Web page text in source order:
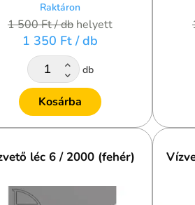
Raktáron
1 500 Ft/ db helyett
1 350 Ft / db
db
Kosárba
léc 6 / 2000 (fehér)